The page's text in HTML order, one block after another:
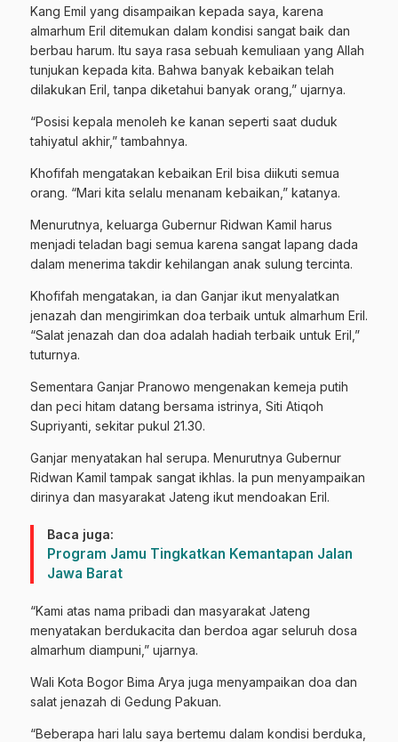
Kang Emil yang disampaikan kepada saya, karena
almarhum Eril ditemukan dalam kondisi sangat baik dan
berbau harum. Itu saya rasa sebuah kemuliaan yang Allah
tunjukan kepada kita. Bahwa banyak kebaikan telah
dilakukan Eril, tanpa diketahui banyak orang,” ujarnya.
“Posisi kepala menoleh ke kanan seperti saat duduk
tahiyatul akhir,” tambahnya.
Khofifah mengatakan kebaikan Eril bisa diikuti semua
orang. “Mari kita selalu menanam kebaikan,” katanya.
Menurutnya, keluarga Gubernur Ridwan Kamil harus
menjadi teladan bagi semua karena sangat lapang dada
dalam menerima takdir kehilangan anak sulung tercinta.
Khofifah mengatakan, ia dan Ganjar ikut menyalatkan
jenazah dan mengirimkan doa terbaik untuk almarhum Eril.
“Salat jenazah dan doa adalah hadiah terbaik untuk Eril,”
tuturnya.
Sementara Ganjar Pranowo mengenakan kemeja putih
dan peci hitam datang bersama istrinya, Siti Atiqoh
Supriyanti, sekitar pukul 21.30.
Ganjar menyatakan hal serupa. Menurutnya Gubernur
Ridwan Kamil tampak sangat ikhlas. Ia pun menyampaikan
dirinya dan masyarakat Jateng ikut mendoakan Eril.
Baca juga:
Program Jamu Tingkatkan Kemantapan Jalan
Jawa Barat
“Kami atas nama pribadi dan masyarakat Jateng
menyatakan berdukacita dan berdoa agar seluruh dosa
almarhum diampuni,” ujarnya.
Wali Kota Bogor Bima Arya juga menyampaikan doa dan
salat jenazah di Gedung Pakuan.
“Beberapa hari lalu saya bertemu dalam kondisi berduka,